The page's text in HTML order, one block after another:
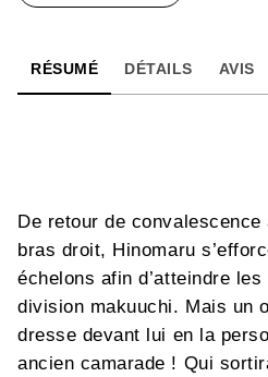
RÉSUMÉ DÉTAILS AVIS
De retour de
bras droit, Hinomaru
échelons afin d’atteindre
division makuuchi. Mais un
dresse devant lui en la
ancien camarade ! Qui